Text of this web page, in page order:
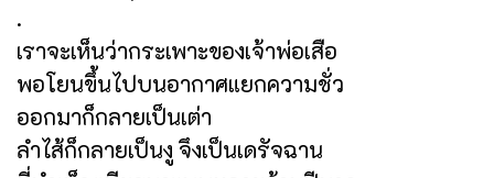
.
เราจะเห็นว่ากระเพาะของเจ้าพ่อเสือ
พอโยนขึ้นไปบนอากาศแยกความชั่ว
ออกมาก็กลายเป็นเต่า
ลำไส้ก็กลายเป็นงู จึงเป็นเดรัจฉาน